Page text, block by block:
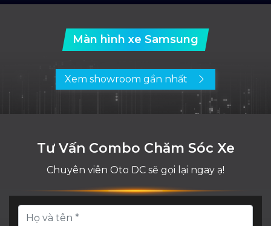
Màn hình xe Samsung
Xem showroom gần nhất
Tư Vấn Combo Chăm Sóc Xe
Chuyên viên Oto DC sẽ gọi lại ngay ạ!